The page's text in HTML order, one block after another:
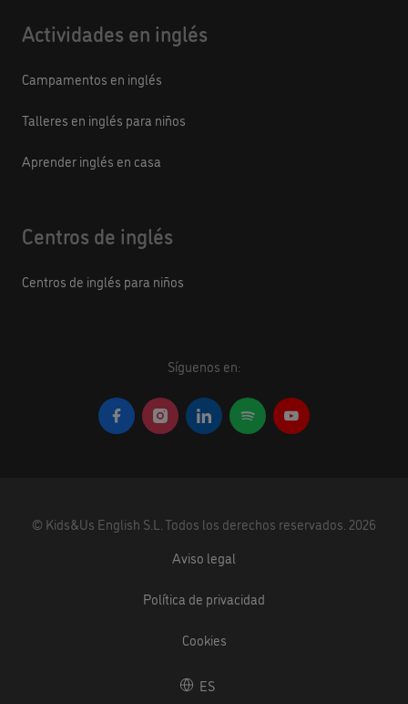
Actividades en inglés
Campamentos en inglés
Talleres en inglés para niños
Aprender inglés en casa
Centros de inglés
Centros de inglés para niños
Síguenos en:
ES
© Kids&Us English S.L. Todos los derechos reservados. 2026
Aviso legal
Política de privacidad
Cookies